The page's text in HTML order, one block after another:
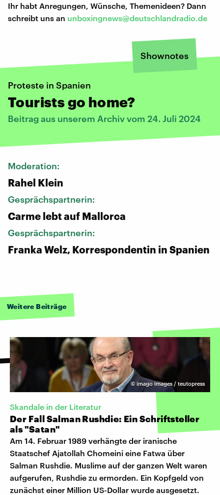
Ihr habt Anregungen, Wünsche, Themenideen? Dann
schreibt uns an unboxingnews@deutschlandradio.de
Shownotes
Proteste in Spanien
Tourists go home?
Beitrag aus unserem Archiv vom 24. Juli 2024
Moderation:
Rahel Klein
Gesprächspartnerin:
Carme lebt auf Mallorca
Gesprächspartnerin:
Franka Welz, Korrespondentin in Spanien
Weitere Beiträge
© imago images / teutopress
Skandale in der Literatur
Der Fall Salman Rushdie: Ein Schriftsteller
als "Satan"
Am 14. Februar 1989 verhängte der iranische
Staatschef Ajatollah Chomeini eine Fatwa über
Salman Rushdie. Muslime auf der ganzen Welt waren
aufgerufen, Rushdie zu ermorden. Ein Kopfgeld von
zunächst einer Million US-Dollar wurde ausgesetzt.